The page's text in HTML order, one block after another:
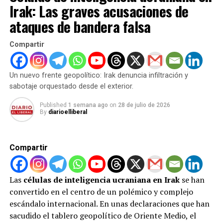
desgarradoras, como la pérdida de una madre
embarazada junto a su esposo e hija pequeña, así como
familias sepultadas bajo los escombros de sus propios
hogares.
Aunque los mandos militares justifican estas acciones
bajo el argumento de neutralizar a comandantes de élite
de Hamás, la realidad sobre el terreno refleja un impacto
devastador sobre la población civil golpeada en tiendas
de campaña y zonas de refugio. Desde el acuerdo marco
de octubre de 2025, la cifra de fallecidos supera los
ha sido constantemente vulnerada y que el control
territorial continúa expandiéndose.
La fractura diplomática: entre el
desarme de Hamás y las exigencias
Irak: Las graves acusaciones de
ataques de bandera falsa
Compartir
Un nuevo frente geopolítico: Irak denuncia infiltración y
sabotaje orquestado desde el exterior.
Published 1 semana ago on 28 de julio de 2026
By diarioelliberal
Compartir
Las células de inteligencia ucraniana en Irakse han
convertido en el centro de un polémico y complejo
escándalo internacional. En unas declaraciones que han
sacudido el tablero geopolítico de Oriente Medio, el